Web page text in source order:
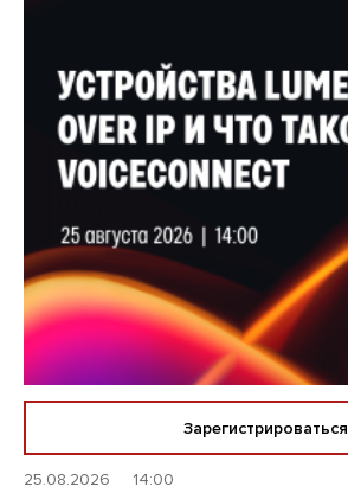
Зарегистрироваться
25.08.2026 14:00